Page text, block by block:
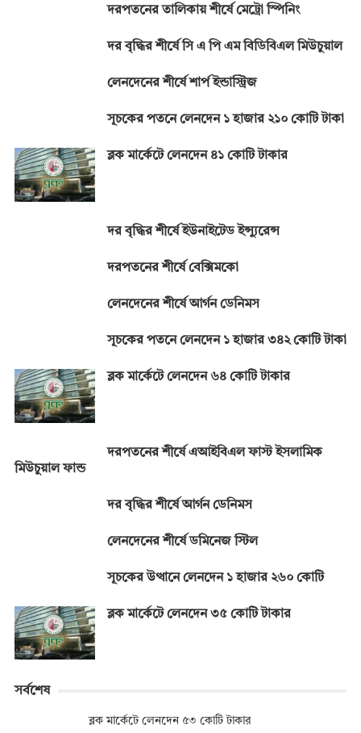
দরপতনের তালিকায় শীর্ষে মেট্রো স্পিনিং
দর বৃদ্ধির শীর্ষে সি এ পি এম বিডিবিএল মিউচুয়াল
লেনদেনের শীর্ষে শার্প ইন্ডাস্ট্রিজ
সূচকের পতনে লেনদেন ১ হাজার ২১০ কোটি টাকা
ব্লক মার্কেটে লেনদেন ৪১ কোটি টাকার
দর বৃদ্ধির শীর্ষে ইউনাইটেড ইন্স্যুরেন্স
দরপতনের শীর্ষে বেক্সিমকো
লেনদেনের শীর্ষে আর্গন ডেনিমস
সূচকের পতনে লেনদেন ১ হাজার ৩৪২ কোটি টাকা
ব্লক মার্কেটে লেনদেন ৬৪ কোটি টাকার
দরপতনের শীর্ষে এআইবিএল ফাস্ট ইসলামিক
মিউচুয়াল ফান্ড
দর বৃদ্ধির শীর্ষে আর্গন ডেনিমস
লেনদেনের শীর্ষে ডমিনেজ স্টিল
সূচকের উত্থানে লেনদেন ১ হাজার ২৬০ কোটি
ব্লক মার্কেটে লেনদেন ৩৫ কোটি টাকার
সর্বশেষ
ব্লক মার্কেটে লেনদেন ৫৩ কোটি টাকার